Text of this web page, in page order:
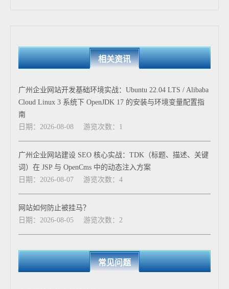
相关资讯
广州企业网站开发基础环境实战：Ubuntu 22.04 LTS / Alibaba
Cloud Linux 3 系统下 OpenJDK 17 的安装与环境变量配置指
南
日期：2026-08-08
游览次数：1
广州企业网站建设 SEO 核心实战：TDK（标题、描述、关键
词）在 JSP 与 OpenCms 中的动态注入方案
日期：2026-08-07
游览次数：4
网站如何防止被挂马？
日期：2026-08-05
游览次数：2
常见问题